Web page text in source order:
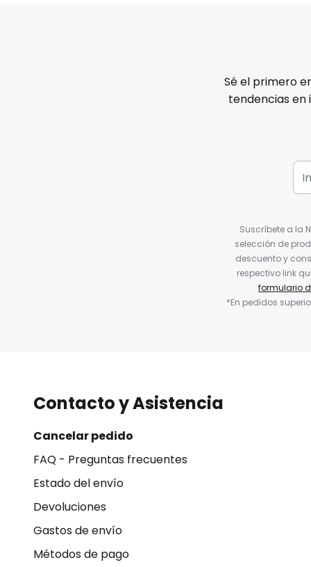
Sé el primero
tendencias en
Suscríbete a la
selección de
descuento y
respectivo link
formulario
*En pedidos
Contacto y Asistencia
Cancelar pedido
FAQ - Preguntas frecuentes
Estado del envío
Devoluciones
Gastos de envío
Métodos de pago